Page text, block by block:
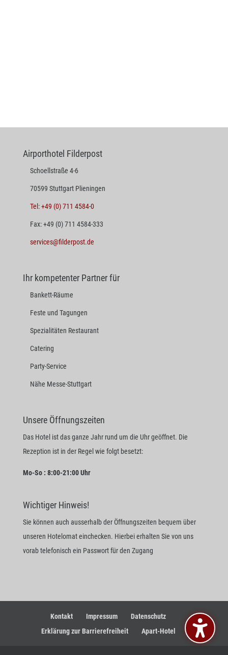
Airporthotel Filderpost
Schoellstraße 4-6
70599 Stuttgart Plieningen
Tel: +49 (0) 711 4584-0
Fax: +49 (0) 711 4584-333
services@filderpost.de
Ihr kompetenter Partner für
Bankett-Räume
Feste und Tagungen
Spezialitäten Restaurant
Catering
Party-Service
Nähe Messe-Stuttgart
Unsere Öffnungszeiten
Das Hotel ist das ganze Jahr rund um die Uhr geöffnet. Die
Rezeption ist in der Regel wie folgt besetzt:
Mo-So : 8:00-21:00 Uhr
Wichtiger Hinweis!
Sie können auch ausserhalb der Öffnungszeiten bequem über
unseren Hotelomat einchecken. Hierbei erhalten Sie von uns
vorab telefonisch ein Passwort für den Zugang
Kontakt Impressum
Datenschutz
Erklärung zur Barrierefreiheit
Apart-Hotel